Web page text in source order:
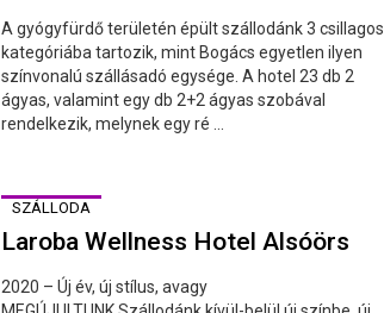
A gyógyfürdő területén épült szállodánk 3 csillagos
kategóriába tartozik, mint Bogács egyetlen ilyen
színvonalú szállásadó egysége. A hotel 23 db 2
ágyas, valamint egy db 2+2 ágyas szobával
rendelkezik, melynek egy ré ...
SZÁLLODA
Laroba Wellness Hotel Alsóörs
2020 – Új év, új stílus, avagy